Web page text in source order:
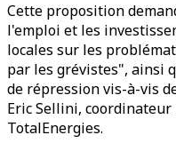
Cette proposition
l'emploi et les
locales sur les
par les grévistes", ainsi
de répression vis-à-vis
Eric Sellini,
TotalEnergies.